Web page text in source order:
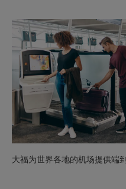
大福为世界各地的机场提供端